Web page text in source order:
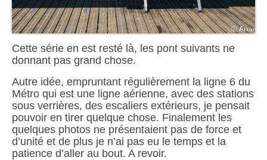
Cette série en est resté là, les pont suivants ne
donnant pas grand chose.
Autre idée, empruntant régulièrement la ligne 6 du
Métro qui est une ligne aérienne, avec des stations
sous verrières, des escaliers extérieurs, je pensait
pouvoir en tirer quelque chose. Finalement les
quelques photos ne présentaient pas de force et
d’unité et de plus je n’ai pas eu le temps et la
patience d’aller au bout. A revoir.